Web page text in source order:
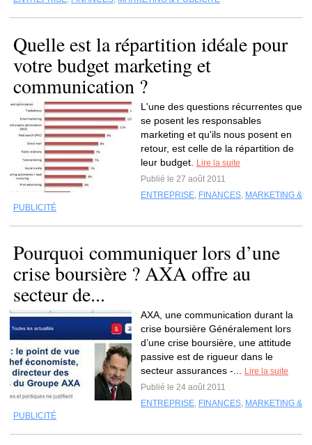
Quelle est la répartition idéale pour
votre budget marketing et
communication ?
L'une des questions récurrentes que
se posent les responsables
marketing et qu'ils nous posent en
retour, est celle de la répartition de
leur budget.
Lire la suite
Publié le 27 août 2011
ENTREPRISE, FINANCES, MARKETING &
PUBLICITÉ
Pourquoi communiquer lors d’une
crise boursière ? AXA offre au
secteur de...
AXA, une communication durant la
crise boursière Généralement lors
d’une crise boursière, une attitude
passive est de rigueur dans le
secteur assurances -...
Lire la suite
Publié le 24 août 2011
ENTREPRISE, FINANCES, MARKETING &
PUBLICITÉ